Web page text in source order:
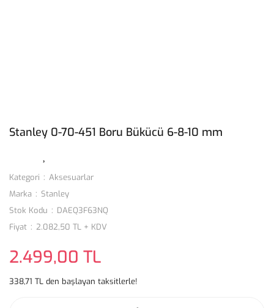
Stanley 0-70-451 Boru Bükücü 6-8-10 mm
Kategori
Aksesuarlar
Marka
Stanley
Stok Kodu
DAEQ3F63NQ
Fiyat
2.082,50 TL + KDV
2.499,00 TL
338,71 TL den başlayan taksitlerle!